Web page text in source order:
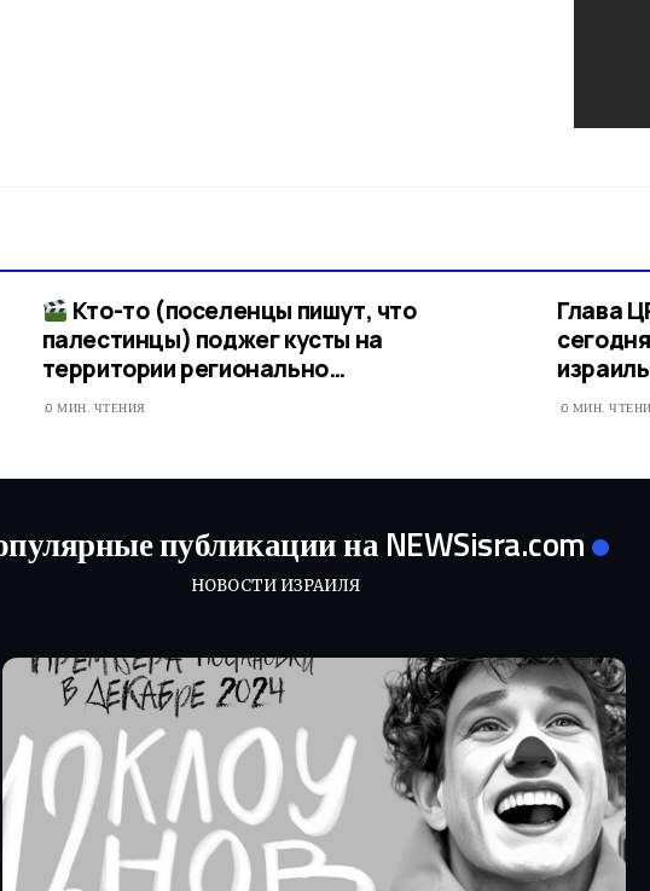
Кто-то (поселенцы пишут, что
палестинцы) поджег кусты на
территории регионально…
0 МИН. ЧТЕНИЯ
Глава
0 МИН.
публикации на NEWSisra.com
НОВОСТИ ИЗРАИЛЯ